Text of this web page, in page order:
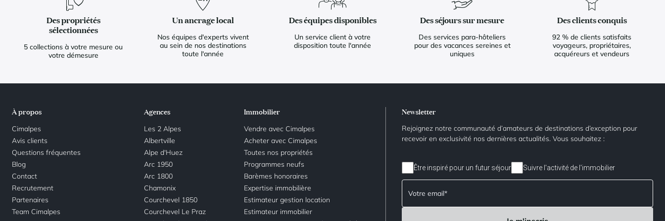
Des propriétés
sélectionnées
5 collections à votre mesure ou
votre démesure
Un ancrage local
Nos équipes d'experts vivent
au sein de nos destinations
toute l'année
Des équipes disponibles
Un service client à votre
disposition toute l'année
Des séjours sur mesure
Des services para-hôteliers
pour des vacances sereines et
uniques
Des clients conquis
92 % de clients satisfaits
voyageurs, propriétaires,
acquéreurs et vendeurs
À propos
Cimalpes
Avis clients
Questions fréquentes
Blog
Contact
Recrutement
Partenaires
Team Cimalpes
Agences
Les 2 Alpes
Albertville
Alpe d'Huez
Arc 1950
Arc 1800
Chamonix
Courchevel 1850
Courchevel Le Praz
Immobilier
Vendre avec Cimalpes
Acheter avec Cimalpes
Toutes nos propriétés
Programmes neufs
Barèmes honoraires
Expertise immobilière
Estimateur gestion location
Estimateur immobilier
Newsletter
Rejoignez notre communauté d’amateurs de destinations d’exception pour
recevoir en exclusivité nos dernières actualités. Vous souhaitez :
Être inspiré pour un futur séjour Suivre l'activité de l'immobilier